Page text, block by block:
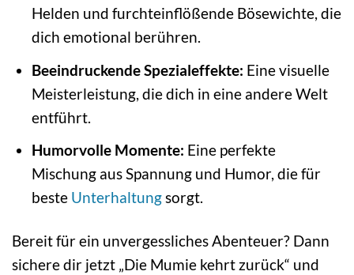
Helden und furchteinflößende Bösewichte, die
dich emotional berühren.
Beeindruckende Spezialeffekte: Eine visuelle
Meisterleistung, die dich in eine andere Welt
entführt.
Humorvolle Momente: Eine perfekte
Mischung aus Spannung und Humor, die für
beste Unterhaltungsorgt.
Bereit für ein unvergessliches Abenteuer? Dann
sichere dir jetzt „Die Mumie kehrt zurück“ und